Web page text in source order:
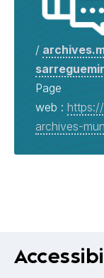
/
Page
web :
archives-